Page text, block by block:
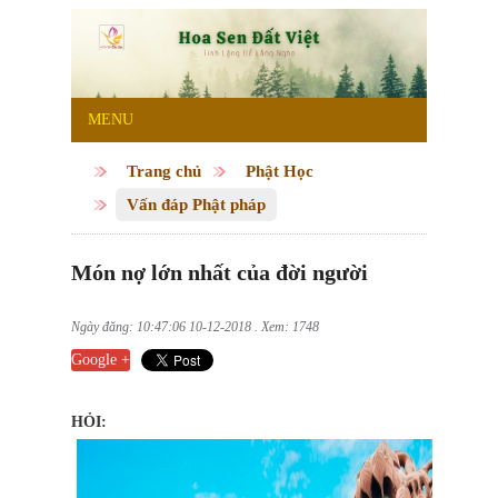
MENU
Trang chủ
Phật Học
Vấn đáp Phật pháp
Món nợ lớn nhất của đời người
Ngày đăng: 10:47:06 10-12-2018 . Xem: 1748
Google +
HỎI: